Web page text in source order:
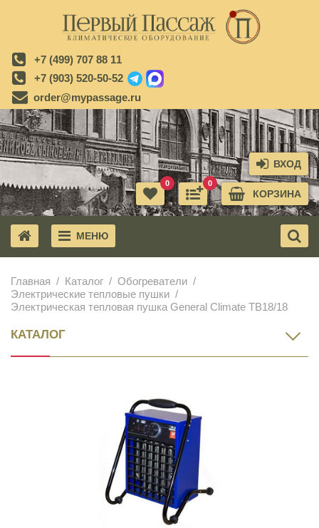
+7 (499) 707 88 11
+7 (903) 520-50-52
order@mypassage.ru
ВХОД
КОРЗИНА
0
0
МЕНЮ
Главная Каталог
Обогреватели
Электрические тепловые пушки
Электрическая тепловая пушка General Climate ТВ18/18
КАТАЛОГ